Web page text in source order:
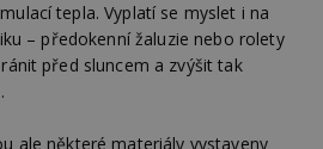
tepla. Vyplatí se myslet i na
– předokenní žaluzie nebo rolety
před sluncem a zvýšit tak
ale některé materiály vystaveny